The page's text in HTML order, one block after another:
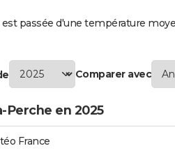
passée d'une température
Comparer avec
Perche en 2025
France